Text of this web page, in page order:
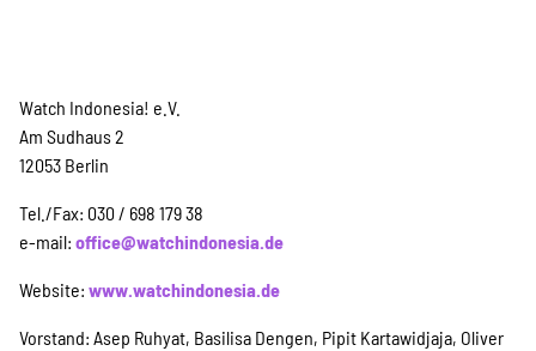
Publikationen
Projekte
Watch Indonesia! e.V.
Am Sudhaus 2
12053 Berlin
Tel./Fax: 030 / 698 179 38
e-mail: office@watchindonesia.de
Website: www.watchindonesia.de
Vorstand: Asep Ruhyat, Basilisa Dengen, Pipit Kartawidjaja, Oliver